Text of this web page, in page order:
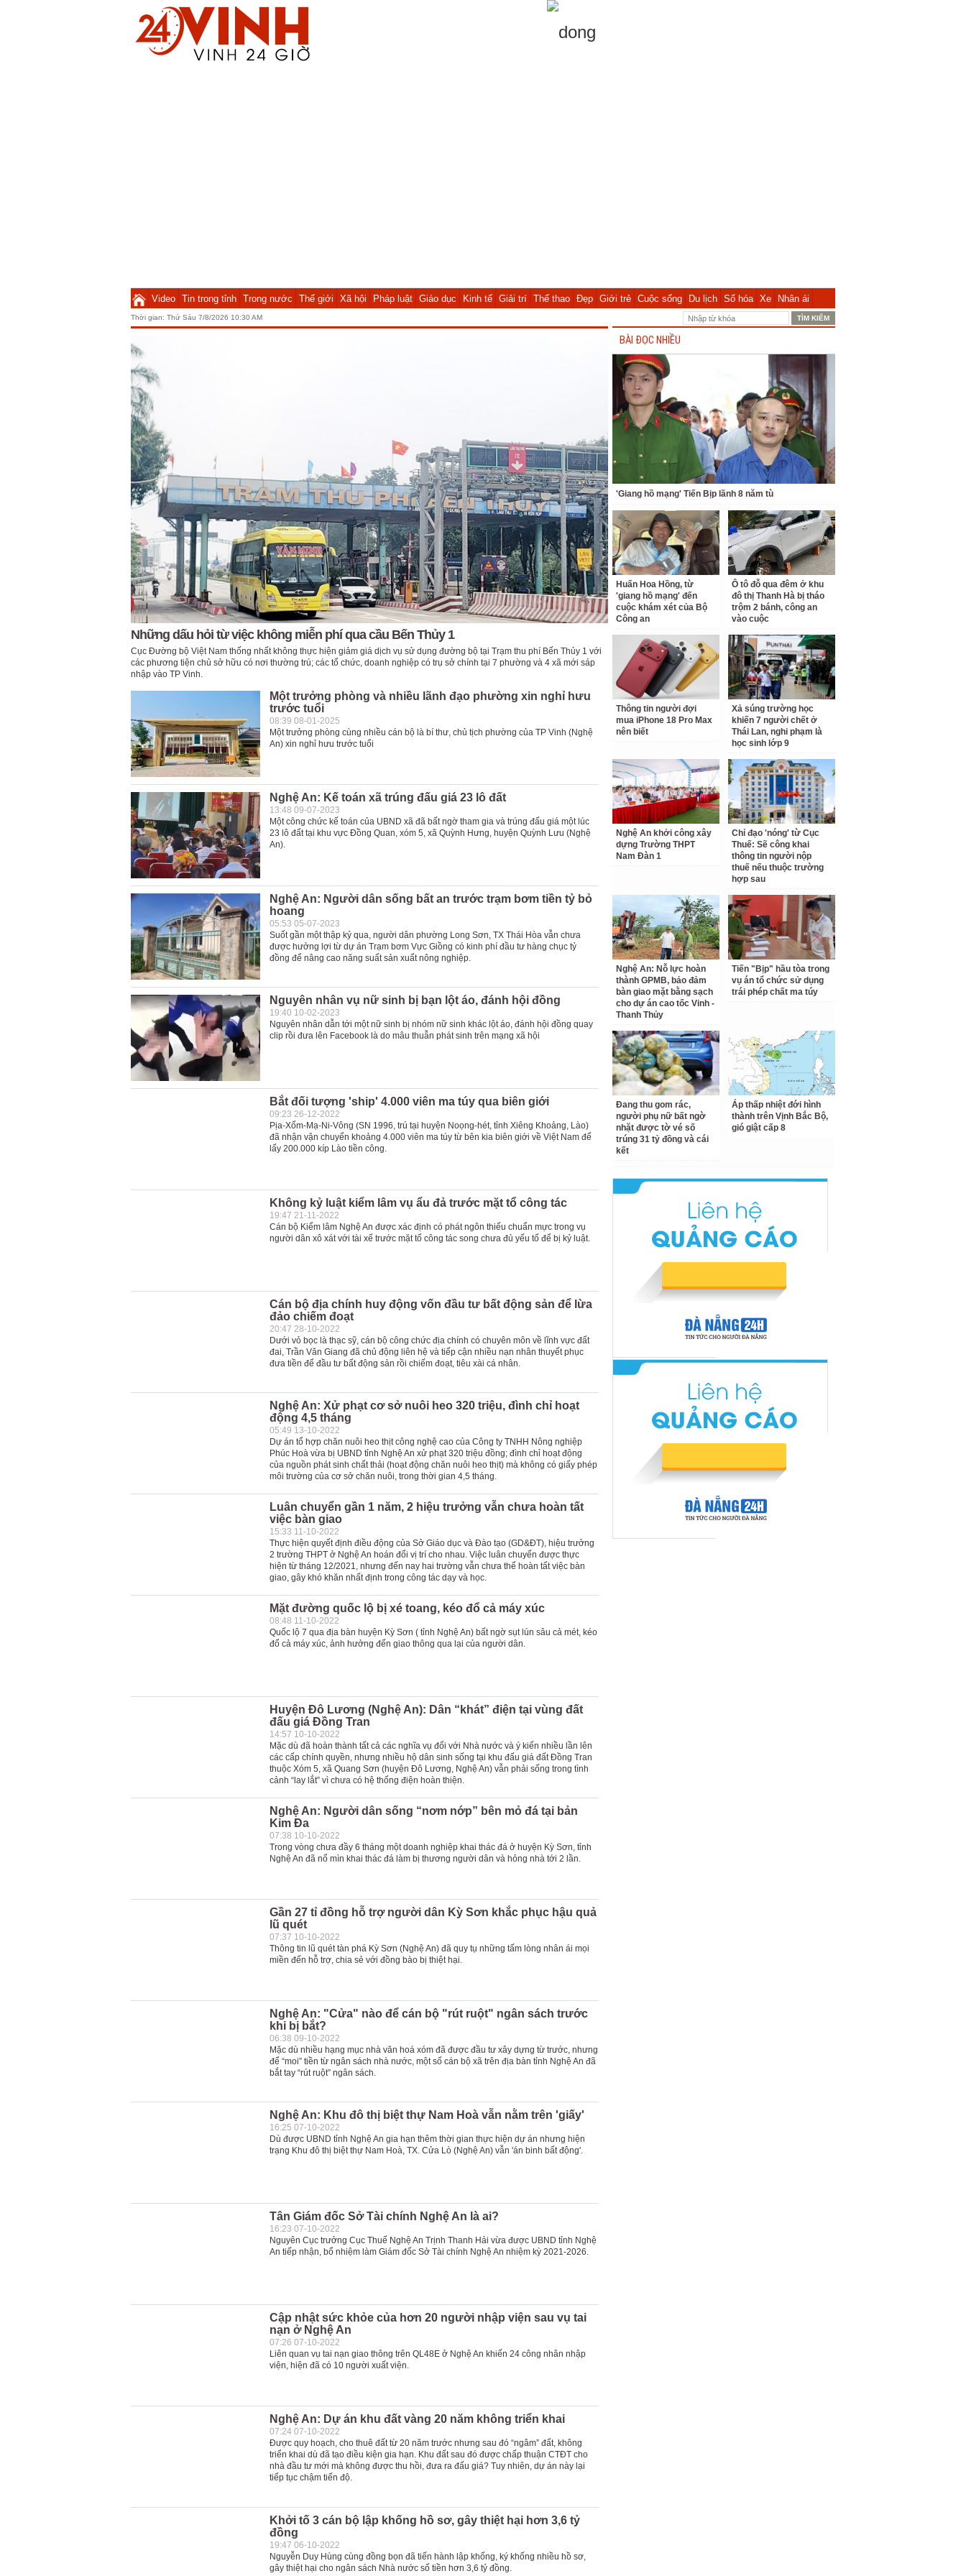
Video Tin trong tỉnh Trong nước Thế giới Xã hội Pháp luật Giáo dục Kinh tế Giải trí Thể thao Đẹp Giới trẻ Cuộc sống Du lịch Số hóa Xe Nhân ái
Thời gian: Thứ Sáu 7/8/2026 10:30 AM
Những dấu hỏi từ việc không miễn phí qua cầu Bến Thủy 1
Cục Đường bộ Việt Nam thống nhất không thực hiện giảm giá dịch vụ sử dụng đường bộ tại Trạm thu phí Bến Thủy 1 với
các phương tiện chủ sở hữu có nơi thường trú; các tổ chức, doanh nghiệp có trụ sở chính tại 7 phường và 4 xã mới sáp
nhập vào TP Vinh.
Một trưởng phòng và nhiều lãnh đạo phường xin nghỉ hưu
trước tuổi
08:39 08-01-2025
Một trưởng phòng cùng nhiều cán bộ là bí thư, chủ tịch phường của TP Vinh (Nghệ
An) xin nghỉ hưu trước tuổi
Nghệ An: Kế toán xã trúng đấu giá 23 lô đất
13:48 09-07-2023
Một công chức kế toán của UBND xã đã bất ngờ tham gia và trúng đấu giá một lúc
23 lô đất tại khu vực Đồng Quan, xóm 5, xã Quỳnh Hưng, huyện Quỳnh Lưu (Nghệ
An).
Nghệ An: Người dân sống bất an trước trạm bơm tiền tỷ bỏ
hoang
05:53 05-07-2023
Suốt gần một thập kỷ qua, người dân phường Long Sơn, TX Thái Hòa vẫn chưa
được hưởng lợi từ dự án Trạm bơm Vực Giồng có kinh phí đầu tư hàng chục tỷ
đồng để nâng cao năng suất sản xuất nông nghiệp.
Nguyên nhân vụ nữ sinh bị bạn lột áo, đánh hội đồng
19:40 10-02-2023
Nguyên nhân dẫn tới một nữ sinh bị nhóm nữ sinh khác lột áo, đánh hội đồng quay
clip rồi đưa lên Facebook là do mâu thuẫn phát sinh trên mạng xã hội
Bắt đối tượng 'ship' 4.000 viên ma túy qua biên giới
09:23 26-12-2022
Pịa-Xốm-Mạ-Ni-Vông (SN 1996, trú tại huyện Noọng-hét, tỉnh Xiêng Khoảng, Lào)
đã nhận vận chuyển khoảng 4.000 viên ma túy từ bên kia biên giới về Việt Nam để
lấy 200.000 kíp Lào tiền công.
Không kỷ luật kiểm lâm vụ ẩu đả trước mặt tổ công tác
19:47 21-11-2022
Cán bộ Kiểm lâm Nghệ An được xác định có phát ngôn thiếu chuẩn mực trong vụ
người dân xô xát với tài xế trước mặt tổ công tác song chưa đủ yếu tố để bị kỷ luật.
Cán bộ địa chính huy động vốn đầu tư bất động sản để lừa
đảo chiếm đoạt
20:47 28-10-2022
Dưới vỏ bọc là thạc sỹ, cán bộ công chức địa chính có chuyên môn về lĩnh vực đất
đai, Trần Văn Giang đã chủ động liên hệ và tiếp cận nhiều nạn nhân thuyết phục
đưa tiền để đầu tư bất động sản rồi chiếm đoạt, tiêu xài cá nhân.
Nghệ An: Xử phạt cơ sở nuôi heo 320 triệu, đình chỉ hoạt
động 4,5 tháng
05:49 13-10-2022
Dự án tổ hợp chăn nuôi heo thịt công nghệ cao của Công ty TNHH Nông nghiệp
Phúc Hoà vừa bị UBND tỉnh Nghệ An xử phạt 320 triệu đồng; đình chỉ hoạt động
của nguồn phát sinh chất thải (hoạt động chăn nuôi heo thịt) mà không có giấy phép
môi trường của cơ sở chăn nuôi, trong thời gian 4,5 tháng.
Luân chuyển gần 1 năm, 2 hiệu trưởng vẫn chưa hoàn tất
việc bàn giao
15:33 11-10-2022
Thực hiện quyết định điều động của Sở Giáo dục và Đào tạo (GD&ĐT), hiệu trưởng
2 trường THPT ở Nghệ An hoán đổi vị trí cho nhau. Việc luân chuyển được thực
hiện từ tháng 12/2021, nhưng đến nay hai trường vẫn chưa thể hoàn tất việc bàn
giao, gây khó khăn nhất định trong công tác dạy và học.
Mặt đường quốc lộ bị xé toang, kéo đổ cả máy xúc
08:48 11-10-2022
Quốc lộ 7 qua địa bàn huyện Kỳ Sơn ( tỉnh Nghệ An) bất ngờ sụt lún sâu cả mét, kéo
đổ cả máy xúc, ảnh hưởng đến giao thông qua lại của người dân.
Huyện Đô Lương (Nghệ An): Dân “khát” điện tại vùng đất
đấu giá Đồng Tran
14:57 10-10-2022
Mặc dù đã hoàn thành tất cả các nghĩa vụ đối với Nhà nước và ý kiến nhiều lần lên
các cấp chính quyền, nhưng nhiều hộ dân sinh sống tại khu đấu giá đất Đồng Tran
thuộc Xóm 5, xã Quang Sơn (huyện Đô Lương, Nghệ An) vẫn phải sống trong tình
cảnh “lay lắt” vì chưa có hệ thống điện hoàn thiện.
Nghệ An: Người dân sống “nơm nớp” bên mỏ đá tại bản
Kim Đa
07:38 10-10-2022
Trong vòng chưa đầy 6 tháng một doanh nghiệp khai thác đá ở huyện Kỳ Sơn, tỉnh
Nghệ An đã nổ mìn khai thác đá làm bị thương người dân và hỏng nhà tới 2 lần.
Gần 27 tỉ đồng hỗ trợ người dân Kỳ Sơn khắc phục hậu quả
lũ quét
07:37 10-10-2022
Thông tin lũ quét tàn phá Kỳ Sơn (Nghệ An) đã quy tụ những tấm lòng nhân ái mọi
miền đến hỗ trợ, chia sẻ với đồng bào bị thiệt hại.
Nghệ An: "Cửa" nào để cán bộ "rút ruột" ngân sách trước
khi bị bắt?
06:38 09-10-2022
Mặc dù nhiều hạng mục nhà văn hoá xóm đã được đầu tư xây dựng từ trước, nhưng
để “moi” tiền từ ngân sách nhà nước, một số cán bộ xã trên địa bàn tỉnh Nghệ An đã
bắt tay “rút ruột” ngân sách.
Nghệ An: Khu đô thị biệt thự Nam Hoà vẫn nằm trên 'giấy'
16:25 07-10-2022
Dù được UBND tỉnh Nghệ An gia hạn thêm thời gian thực hiện dự án nhưng hiện
trạng Khu đô thị biệt thự Nam Hoà, TX. Cửa Lò (Nghệ An) vẫn 'án binh bất động'.
Tân Giám đốc Sở Tài chính Nghệ An là ai?
16:23 07-10-2022
Nguyên Cục trưởng Cục Thuế Nghệ An Trịnh Thanh Hải vừa được UBND tỉnh Nghệ
An tiếp nhận, bổ nhiệm làm Giám đốc Sở Tài chính Nghệ An nhiệm kỳ 2021-2026.
Cập nhật sức khỏe của hơn 20 người nhập viện sau vụ tai
nạn ở Nghệ An
07:26 07-10-2022
Liên quan vụ tai nạn giao thông trên QL48E ở Nghệ An khiến 24 công nhân nhập
viện, hiện đã có 10 người xuất viện.
Nghệ An: Dự án khu đất vàng 20 năm không triển khai
07:24 07-10-2022
Được quy hoạch, cho thuê đất từ 20 năm trước nhưng sau đó “ngâm” đất, không
triển khai dù đã tạo điều kiện gia hạn. Khu đất sau đó được chấp thuận CTĐT cho
nhà đầu tư mới mà không được thu hồi, đưa ra đấu giá? Tuy nhiên, dự án này lại
tiếp tục chậm tiến độ.
Khởi tố 3 cán bộ lập khống hồ sơ, gây thiệt hại hơn 3,6 tỷ
đồng
19:47 06-10-2022
Nguyễn Duy Hùng cùng đồng bọn đã tiến hành lập khống, ký khống nhiều hồ sơ,
gây thiệt hại cho ngân sách Nhà nước số tiền hơn 3,6 tỷ đồng.
BÀI ĐỌC NHIỀU
'Giang hồ mạng' Tiến Bịp lãnh 8 năm tù
Huấn Hoa Hồng, từ
'giang hồ mạng' đến
cuộc khám xét của Bộ
Công an
Ô tô đỗ qua đêm ở khu
đô thị Thanh Hà bị tháo
trộm 2 bánh, công an
vào cuộc
Thông tin người đợi
mua iPhone 18 Pro Max
nên biết
Xả súng trường học
khiến 7 người chết ở
Thái Lan, nghi phạm là
học sinh lớp 9
Nghệ An khởi công xây
dựng Trường THPT
Nam Đàn 1
Chỉ đạo 'nóng' từ Cục
Thuế: Sẽ công khai
thông tin người nộp
thuế nếu thuộc trường
hợp sau
Nghệ An: Nỗ lực hoàn
thành GPMB, bảo đảm
bàn giao mặt bằng sạch
cho dự án cao tốc Vinh -
Thanh Thủy
Tiến "Bịp" hầu tòa trong
vụ án tổ chức sử dụng
trái phép chất ma túy
Đang thu gom rác,
người phụ nữ bất ngờ
nhặt được tờ vé số
trúng 31 tỷ đồng và cái
kết
Áp thấp nhiệt đới hình
thành trên Vịnh Bắc Bộ,
gió giật cấp 8